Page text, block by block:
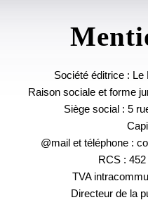
Société éditrice :
Raison sociale et forme
Siège social : 5
@mail et téléphone :
RCS :
TVA
Directeur de la